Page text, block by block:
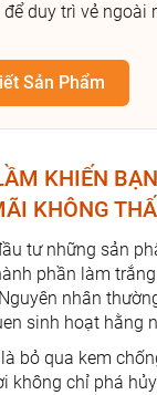
duy trì vẻ ngoài
Sản Phẩm
KHIẾN
KHÔNG
tư những sản
phần làm
nhân
sinh hoạt hằng
bỏ qua kem
không chỉ phá